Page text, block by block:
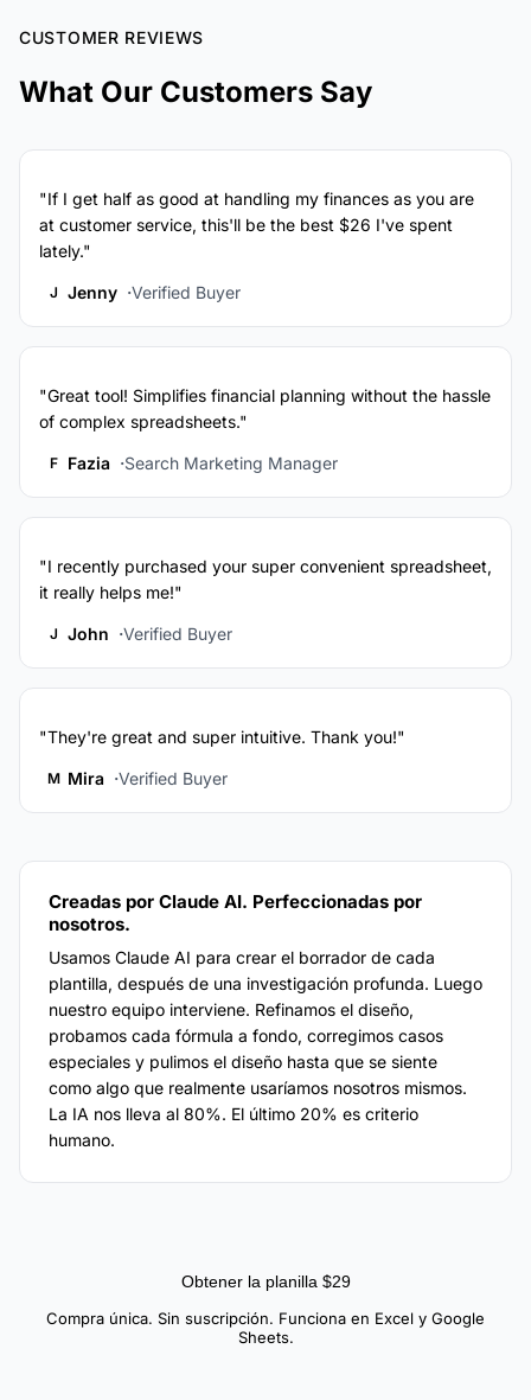
CUSTOMER REVIEWS
What Our Customers Say
"If I get half as good at handling my finances as you are
at customer service, this'll be the best $26 I've spent
lately."
J Jenny Verified Buyer
"Great tool! Simplifies financial planning without the hassle
of complex spreadsheets."
F Fazia Search Marketing Manager
"I recently purchased your super convenient spreadsheet,
it really helps me!"
J John Verified Buyer
"They're great and super intuitive. Thank you!"
M Mira Verified Buyer
Creadas por Claude AI. Perfeccionadas por
nosotros.
Usamos Claude AI para crear el borrador de cada
plantilla, después de una investigación profunda. Luego
nuestro equipo interviene. Refinamos el diseño,
probamos cada fórmula a fondo, corregimos casos
especiales y pulimos el diseño hasta que se siente
como algo que realmente usaríamos nosotros mismos.
La IA nos lleva al 80%. El último 20% es criterio
humano.
Obtener la planilla $29
Compra única. Sin suscripción. Funciona en Excel y Google
Sheets.